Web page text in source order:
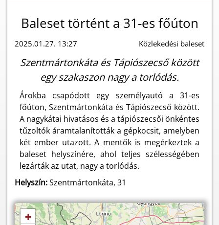
Baleset történt a 31-es főúton
2025.01.27. 13:27 Közlekedési baleset
Szentmártonkáta és Tápiószecső között
egy szakaszon nagy a torlódás.
Árokba csapódott egy személyautó a 31-es
főúton, Szentmártonkáta és Tápiószecső között.
A nagykátai hivatásos és a tápiószecsői önkéntes
tűzoltók áramtalanították a gépkocsit, amelyben
két ember utazott. A mentők is megérkeztek a
baleset helyszínére, ahol teljes szélességében
lezárták az utat, nagy a torlódás.
Helyszín:Szentmártonkáta, 31
+